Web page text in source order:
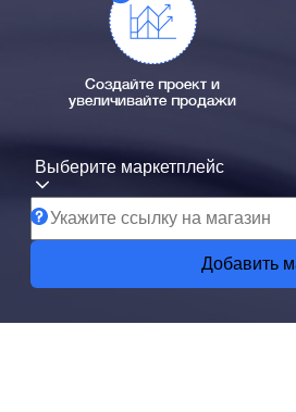
Создайте проект и
увеличивайте продажи
Выберите маркетплейс
Добавить